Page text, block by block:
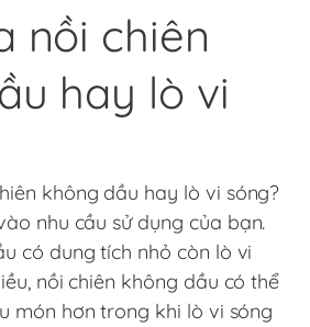
nồi chiên
hay lò vi
không dầu hay lò vi sóng?
nhu cầu sử dụng của bạn.
có dung tích nhỏ còn lò vi
nồi chiên không dầu có thể
món hơn trong khi lò vi sóng